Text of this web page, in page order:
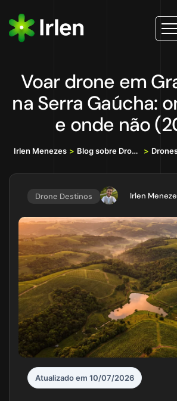
Voar drone em
na Serra Gaúcha:
e onde não
Irlen Menezes > Blog sobre Drones, IA e Tecnologia da Informação >
Drone Destinos Irlen
Atualizado em 10/07/2026